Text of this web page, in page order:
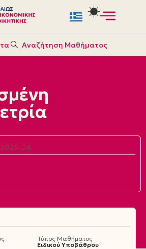
Αναζήτηση Μαθήματος
26
Τύπος Μαθήματος
Ειδικού Υποβάθρου